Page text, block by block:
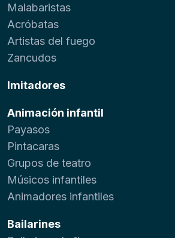
Malabaristas
Acróbatas
Artistas del fuego
Zancudos
Imitadores
Animación infantil
Payasos
Pintacaras
Grupos de teatro
Músicos infantiles
Animadores infantiles
Bailarines